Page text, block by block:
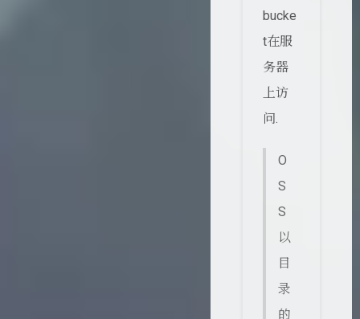
bucke
t在服
务器
上访
问.
O
S
S
以
目
录
的